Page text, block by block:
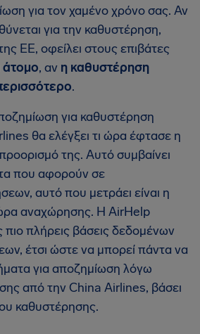
για τον χαμένο χρόνο σας. Αν
για την καθυστέρηση,
ΕΕ, οφείλει στους επιβάτες
άτομο, αν η καθυστέρηση
.
για καθυστέρηση
θα ελέγξει τι ώρα έφτασε η
της. Αυτό συμβαίνει
που αφορούν σε
αυτό που μετράει είναι η
αναχώρησης. Η AirHelp
πιο πλήρεις βάσεις δεδομένων
έτσι ώστε να μπορεί πάντα να
για αποζημίωση λόγω
από την China Airlines, βάσει
καθυστέρησης.